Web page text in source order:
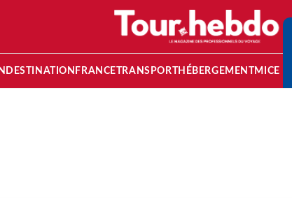
DESTINATION FRANCETRANSPORT HÉBERGEMENTMICE